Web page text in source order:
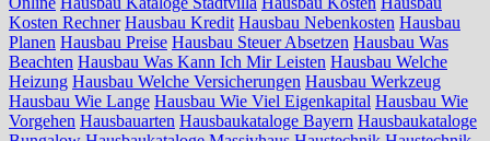
Kosten Rechner Hausbau Kredit Hausbau Nebenkosten Hausbau
Planen Hausbau Preise Hausbau Steuer Absetzen Hausbau Was
Beachten Hausbau Was Kann Ich Mir Leisten Hausbau Welche
Heizung Hausbau Welche Versicherungen Hausbau Werkzeug
Hausbau Wie Lange Hausbau Wie Viel Eigenkapital Hausbau Wie
Vorgehen Hausbauarten Hausbaukataloge Bayern Hausbaukataloge